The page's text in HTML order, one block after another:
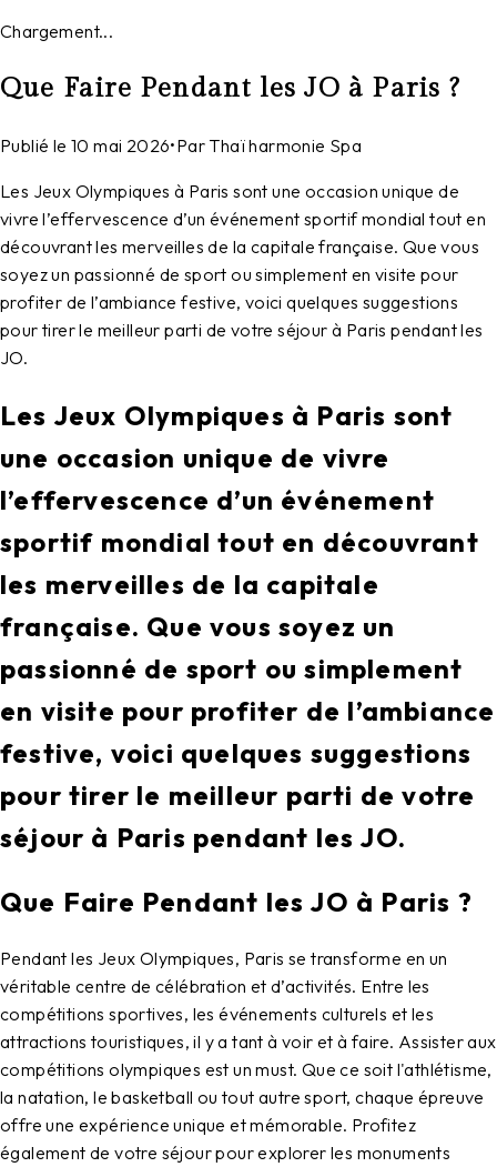
Chargement...
Que Faire Pendant les JO à Paris ?
Publié le 10 mai 2026•Par Thaï harmonie Spa
Les Jeux Olympiques à Paris sont une occasion unique de
vivre l’effervescence d’un événement sportif mondial tout en
découvrant les merveilles de la capitale française. Que vous
soyez un passionné de sport ou simplement en visite pour
profiter de l’ambiance festive, voici quelques suggestions
pour tirer le meilleur parti de votre séjour à Paris pendant les
JO.
Les Jeux Olympiques à Paris sont
une occasion unique de vivre
l’effervescence d’un événement
sportif mondial tout en découvrant
les merveilles de la capitale
française. Que vous soyez un
passionné de sport ou simplement
en visite pour profiter de l’ambiance
festive, voici quelques suggestions
pour tirer le meilleur parti de votre
séjour à Paris pendant les JO.
Que Faire Pendant les JO à Paris ?
Pendant les Jeux Olympiques, Paris se transforme en un
véritable centre de célébration et d’activités. Entre les
compétitions sportives, les événements culturels et les
attractions touristiques, il y a tant à voir et à faire. Assister aux
compétitions olympiques est un must. Que ce soit l'athlétisme,
la natation, le basketball ou tout autre sport, chaque épreuve
offre une expérience unique et mémorable. Profitez
également de votre séjour pour explorer les monuments